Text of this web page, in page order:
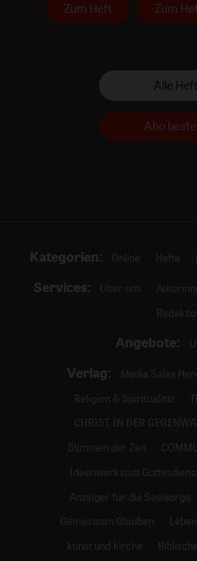
Zum Heft Zum
Alle
Abo
Kategorien: Online Hefte
Services: Über uns
Angebote:
Verlag:
Media Sales
Religion & Spiritualität
CHRIST IN DER
Stimmen der Zeit
Ideenwerkstatt
Anzeiger für die Seelsorge
Gemeinsam Glauben
kunst und kirche